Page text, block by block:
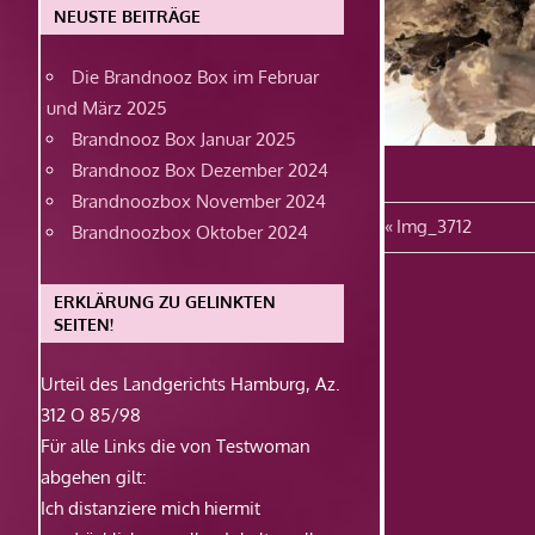
Vorheriger
Beitrag:
Img_3712
NEUSTE BEITRÄGE
Die Brandnooz Box im Februar
und März 2025
Brandnooz Box Januar 2025
Brandnooz Box Dezember 2024
Brandnoozbox November 2024
Brandnoozbox Oktober 2024
ERKLÄRUNG ZU GELINKTEN
SEITEN!
Urteil des Landgerichts Hamburg, Az.
312 O 85/98
Für alle Links die von Testwoman
abgehen gilt:
Ich distanziere mich hiermit